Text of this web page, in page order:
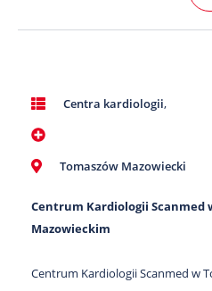
Centra kardiologii,
Tomaszów Mazowiecki
Centrum Kardiologii Scanmed
Mazowieckim
Centrum Kardiologii Scanmed w